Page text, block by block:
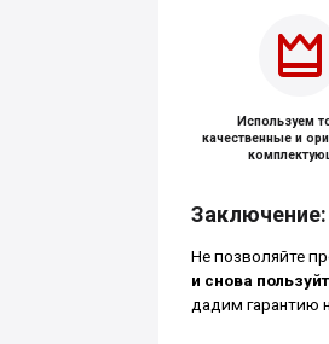
Используем
качественные и
Заключение:
Не позволяйте
и снова
дадим гарантию